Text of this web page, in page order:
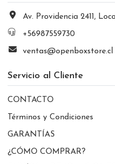
Av. Providencia 2411, Local 18,
+56987559730
ventas@openboxstore.cl
Servicio al Cliente
CONTACTO
Términos y Condiciones
GARANTÍAS
¿CÓMO COMPRAR?